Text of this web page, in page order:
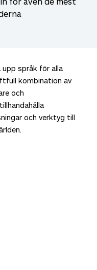
språk för alla
kombination av
och
och verktyg till